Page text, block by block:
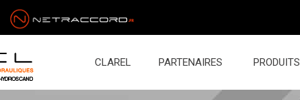
CLAREL PARTENAIRES PRODUITS